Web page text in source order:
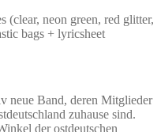
(clear, neon green, red glitter,
bags + lyricsheet
neue Band, deren Mitglieder
zuhause sind.
der ostdeutschen